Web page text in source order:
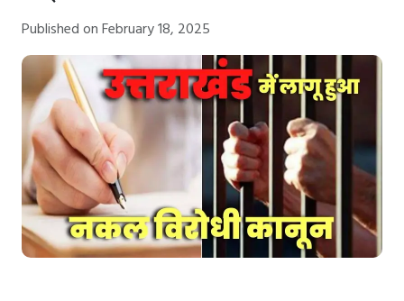
Published on February 18, 2025